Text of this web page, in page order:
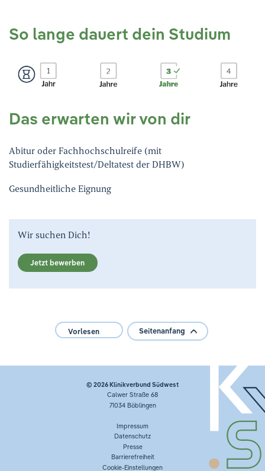
So lange dauert dein Studium
Das erwarten wir von dir
Abitur oder Fachhochschulreife (mit
Studierfähigkeitstest/Deltatest der DHBW)
Gesundheitliche Eignung
Wir suchen Dich!
Jetzt bewerben
Vorlesen Seitenanfang
© 2026Klinikverbund Südwest
Calwer Straße 68
71034 Böblingen
Impressum
Datenschutz
Presse
Barrierefreiheit
Cookie-Einstellungen